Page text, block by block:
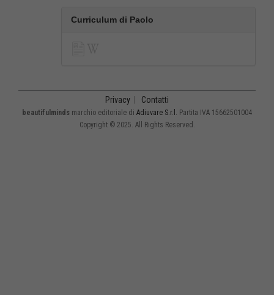
Curriculum di Paolo
Privacy Contatti
beautifulminds marchio editoriale di Adiuvare S.r.l. Partita IVA 15662501004
Copyright © 2025. All Rights Reserved.